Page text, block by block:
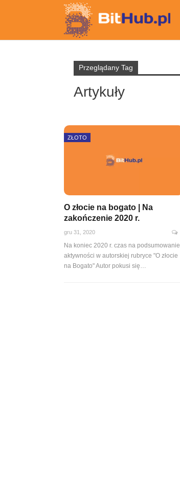
Przeglądany Tag
Artykuły
ZŁOTO
O złocie na bogato | Na
zakończenie 2020 r.
gru 31, 2020
Na koniec 2020 r. czas na podsumowanie
aktywności w autorskiej rubryce "O złocie
na Bogato" Autor pokusi się…